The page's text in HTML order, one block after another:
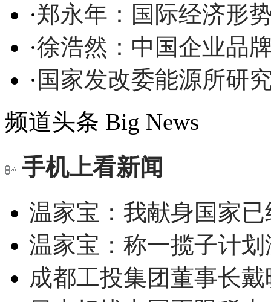
·郑永年：国际经济形
·徐浩然：中国企业品
· 国家发改委能源所研
频道头条 Big News
手机上看新闻
温家宝：我献身国家
温家宝：称一揽子计
成都工投集团董事长